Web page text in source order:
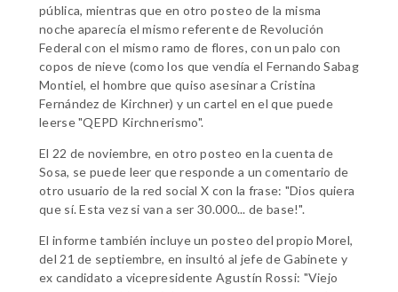
pública, mientras que en otro posteo de la misma
noche aparecía el mismo referente de Revolución
Federal con el mismo ramo de flores, con un palo con
copos de nieve (como los que vendía el Fernando Sabag
Montiel, el hombre que quiso asesinar a Cristina
Fernández de Kirchner) y un cartel en el que puede
leerse "QEPD Kirchnerismo".
El 22 de noviembre, en otro posteo en la cuenta de
Sosa, se puede leer que responde a un comentario de
otro usuario de la red social X con la frase: "Dios quiera
que sí. Esta vez si van a ser 30.000... de base!".
El informe también incluye un posteo del propio Morel,
del 21 de septiembre, en insultó al jefe de Gabinete y
ex candidato a vicepresidente Agustín Rossi: "Viejo